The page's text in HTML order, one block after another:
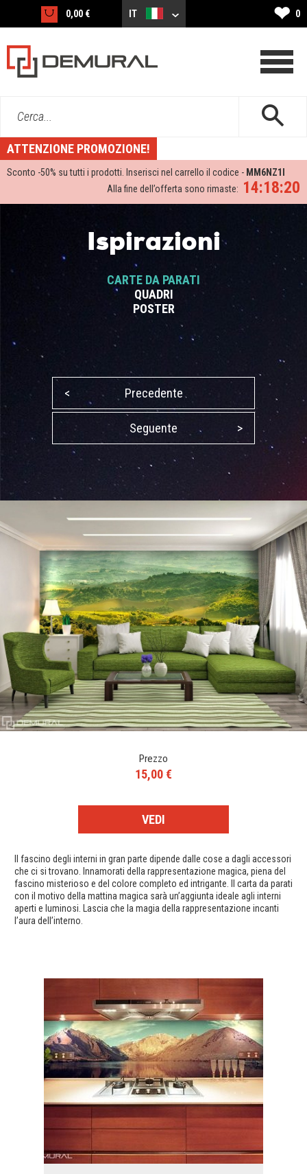
0,00 € IT ❤ 0
Cerca...
ATTENZIONE PROMOZIONE!
Sconto -50% su tutti i prodotti. Inserisci nel carrello il codice - MM6NZ1I
14:18:19
Alla fine dell’offerta sono rimaste:
Ispirazioni
CARTE DA PARATI
QUADRI
POSTER
< Precedente
Seguente >
Prezzo
15,00 €
VEDI
Il fascino degli interni in gran parte dipende dalle cose a dagli accessori
che ci si trovano. Innamorati della rappresentazione magica, piena del
fascino misterioso e del colore completo ed intrigante. Il carta da parati
con il motivo della mattina magica sarà un’aggiunta ideale agli interni
aperti e luminosi. Lascia che la magia della rappresentazione incanti
l’aura dell’interno.